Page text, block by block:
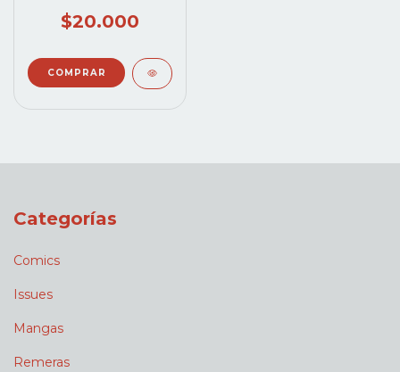
$20.000
Categorías
Comics
Issues
Mangas
Remeras